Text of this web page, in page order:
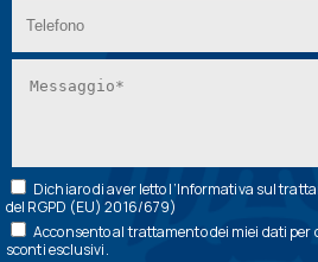
Dichiaro di aver letto l’Informativa sul
del RGPD (EU) 2016/679)
Acconsento al trattamento dei miei dati per
sconti esclusivi.